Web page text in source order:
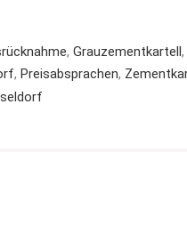
, Grauzementkartell,
, Preisabsprachen,